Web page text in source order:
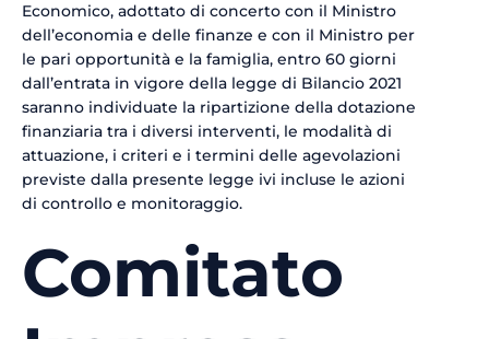
Economico, adottato di concerto con il Ministro
dell’economia e delle finanze e con il Ministro per
le pari opportunità e la famiglia, entro 60 giorni
dall’entrata in vigore della legge di Bilancio 2021
saranno individuate la ripartizione della dotazione
finanziaria tra i diversi interventi, le modalità di
attuazione, i criteri e i termini delle agevolazioni
previste dalla presente legge ivi incluse le azioni
di controllo e monitoraggio.
Comitato